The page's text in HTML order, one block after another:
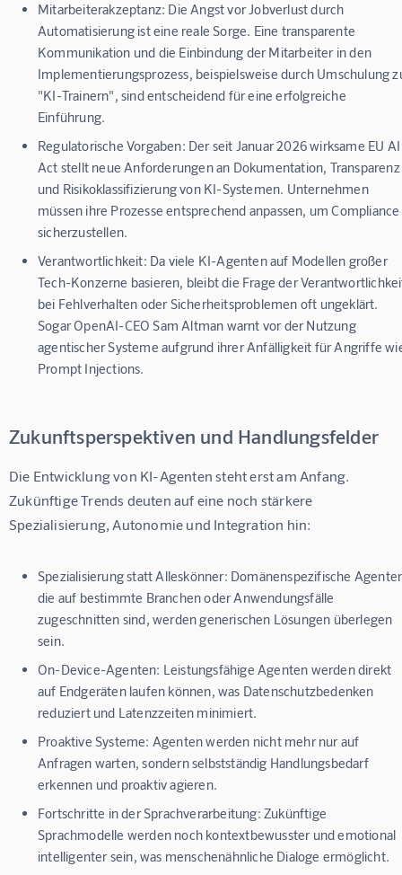
Mitarbeiterakzeptanz: Die Angst vor Jobverlust durch
Automatisierung ist eine reale Sorge. Eine transparente
Kommunikation und die Einbindung der Mitarbeiter in den
Implementierungsprozess, beispielsweise durch Umschulung
"KI-Trainern", sind entscheidend für eine erfolgreiche
Einführung.
Regulatorische Vorgaben: Der seit Januar 2026 wirksame EU AI
Act stellt neue Anforderungen an Dokumentation, Transparenz
und Risikoklassifizierung von KI-Systemen. Unternehmen
müssen ihre Prozesse entsprechend anpassen, um Compliance
sicherzustellen.
Verantwortlichkeit: Da viele KI-Agenten auf Modellen großer
Tech-Konzerne basieren, bleibt die Frage der
bei Fehlverhalten oder Sicherheitsproblemen oft ungeklärt.
Sogar OpenAI-CEO Sam Altman warnt vor der Nutzung
agentischer Systeme aufgrund ihrer Anfälligkeit für Angriffe
Prompt Injections.
Zukunftsperspektiven und Handlungsfelder
Die Entwicklung von KI-Agenten steht erst am Anfang.
Zukünftige Trends deuten auf eine noch stärkere
Spezialisierung, Autonomie und Integration hin:
Spezialisierung statt Alleskönner: Domänenspezifische
die auf bestimmte Branchen oder Anwendungsfälle
zugeschnitten sind, werden generischen Lösungen überlegen
sein.
On-Device-Agenten: Leistungsfähige Agenten werden direkt
auf Endgeräten laufen können, was Datenschutzbedenken
reduziert und Latenzzeiten minimiert.
Proaktive Systeme: Agenten werden nicht mehr nur auf
Anfragen warten, sondern selbstständig Handlungsbedarf
erkennen und proaktiv agieren.
Fortschritte in der Sprachverarbeitung: Zukünftige
Sprachmodelle werden noch kontextbewusster und emotional
intelligenter sein, was menschenähnliche Dialoge ermöglicht.